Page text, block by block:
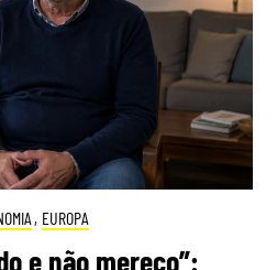
, EUROPA
e não mereço”: